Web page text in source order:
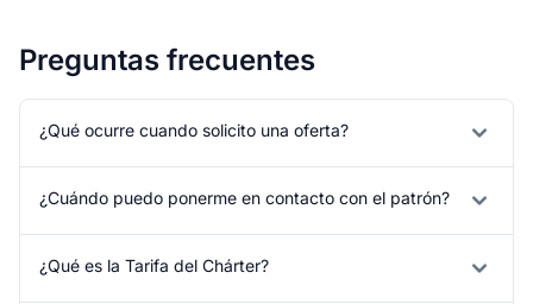
Preguntas frecuentes
¿Qué ocurre cuando solicito una oferta?
¿Cuándo puedo ponerme en contacto con el patrón?
¿Qué es la Tarifa del Chárter?